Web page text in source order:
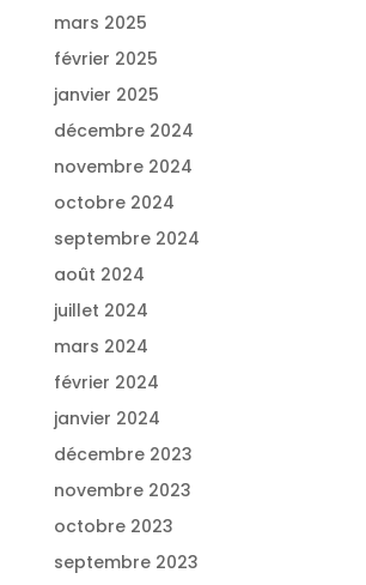
mars 2025
février 2025
janvier 2025
décembre 2024
novembre 2024
octobre 2024
septembre 2024
août 2024
juillet 2024
mars 2024
février 2024
janvier 2024
décembre 2023
novembre 2023
octobre 2023
septembre 2023